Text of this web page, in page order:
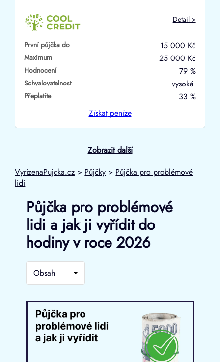
Detail >
První půjčka do 15 000 Kč
Maximum 25 000 Kč
Hodnocení 79 %
Schvalovatelnost vysoká
Přeplatíte
33 %
Získatpeníze
Zobrazit další
VyrizenaPujcka.cz > Půjčky > Půjčka pro problémové
lidi
Půjčka pro problémové
lidi a jak ji vyřídit do
hodiny v roce 2026
Obsah